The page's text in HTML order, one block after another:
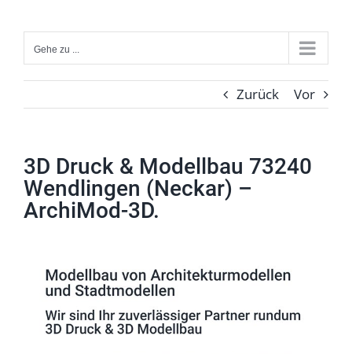
Inhalt
springenGehe zu ...
Zurück Vor
3D Druck & Modellbau 73240
Wendlingen (Neckar) –
ArchiMod-3D.